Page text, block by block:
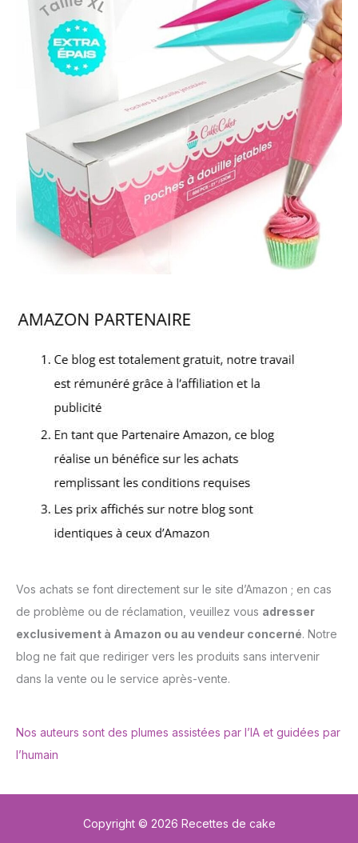
Vos achats se font directement sur le site d’Amazon ; en cas
de problème ou de réclamation, veuillez vous adresser
exclusivement à Amazon ou au vendeur concerné. Notre
blog ne fait que rediriger vers les produits sans intervenir
dans la vente ou le service après-vente.
Nos auteurs sont des plumes assistées par l’IA et guidées par
l’humain
Copyright © 2026 Recettes de cake